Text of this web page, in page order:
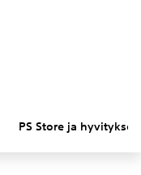
PS Store ja hyvitykset